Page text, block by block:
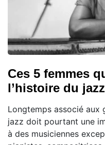
Ces 5 femmes
l’histoire du jazz
Longtemps associé aux
jazz doit pourtant une
à des musiciennes